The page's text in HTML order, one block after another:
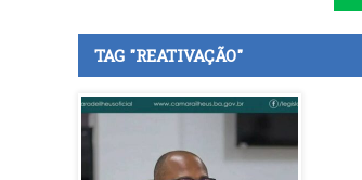
TAG "REATIVAÇÃO"